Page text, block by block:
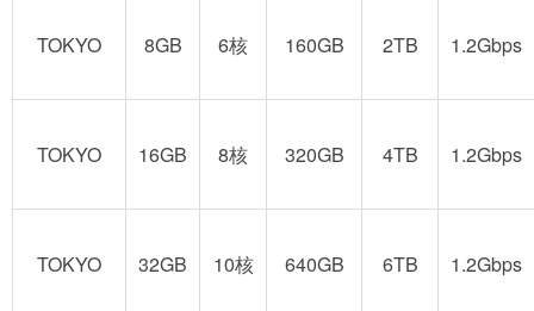
TOKYO 8GB 6核 160GB 2TB 1.2Gbps
TOKYO 16GB 8核 320GB 4TB 1.2Gbps
TOKYO 32GB 10核 640GB 6TB 1.2Gbps